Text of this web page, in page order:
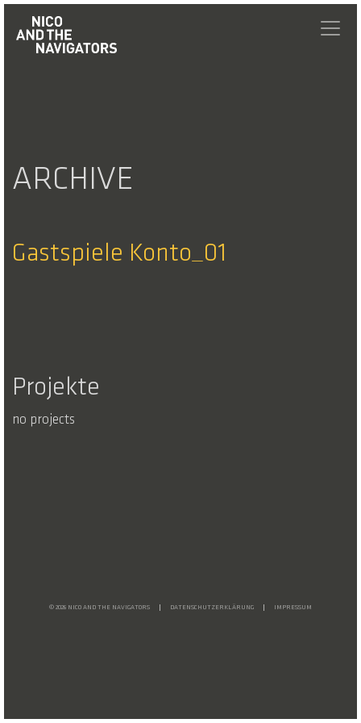
ARCHIVE
Gastspiele Konto_01
Projekte
no projects
© 2026 NICO AND THE NAVIGATORS DATENSCHUTZERKLÄRUNG IMPRESSUM